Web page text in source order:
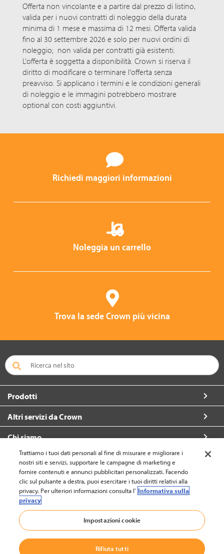
Offerta non vincolante e a partire dal prezzo di listino,
valida per i nuovi contratti di noleggio della durata
minima di 1 mese e massima di 12 mesi. Offerta valida
fino al 30 settembre 2026 e solo per nuovi ordini di
noleggio; non valida per contratti già esistenti.
L'offerta è soggetta a disponibilità. Crown si riserva il
diritto di modificare o terminare l'offerta senza
preavviso. Si applicano i termini e le condizioni generali
di noleggio e le immagini potrebbero mostrare
optional con costi aggiuntivi.
Richiedi maggiori informazioni
Noleggia un carrello
Trova la sede Crown più vicina
Prodotti
Altri servizi da Crown
Chi siamo
Per contattarci
Italia (cambia)
Torna all'inizio
Trattiamo i tuoi dati personali al fine di misurare e migliorare i
nostri siti e servizi, supportare le campagne di marketing e
fornire contenuti e annunci pubblicitari personalizzati. Facendo
clic sul pulsante a destra, puoi esercitare i tuoi diritti relativi alla
privacy. Per ulteriori informazioni consulta l' Informativa sulla
privacy
Impostazioni cookie
Rifiuta tutti